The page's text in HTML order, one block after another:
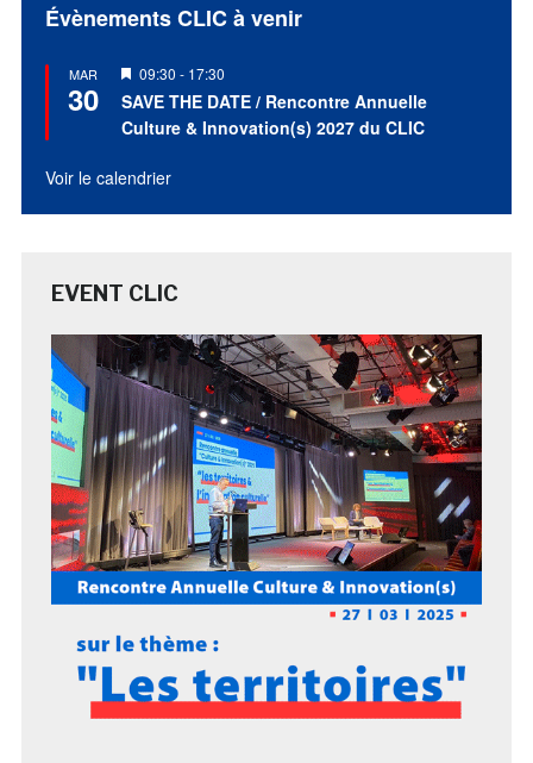
Évènements CLIC à venir
MAR
30
Mis
en
avant
09:30 - 17:30
SAVE THE DATE / Rencontre Annuelle
Culture & Innovation(s) 2027 du CLIC
Voir le calendrier
EVENT CLIC